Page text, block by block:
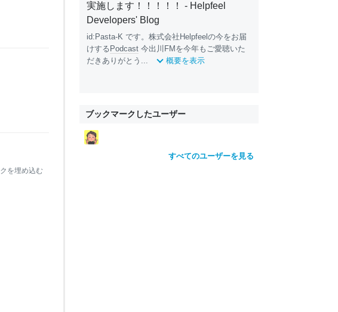
を埋め込む
実施します！！！！！ - Helpfeel
Developers' Blog
id:Pasta-K です。株式会社Helpfeelの今をお届
けする Podcast 今出川FMを今年もご愛聴いた
だきありがとう...
概要を表示
ブックマークしたユーザー
すべてのユーザーを見る